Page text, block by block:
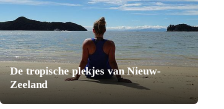
De tropische plekjes van Nieuw-
Zeeland